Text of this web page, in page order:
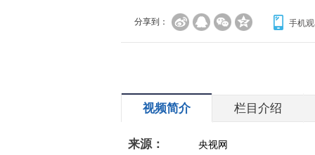
分享到： 手机
视频简介 栏目介绍
来源： 央视网